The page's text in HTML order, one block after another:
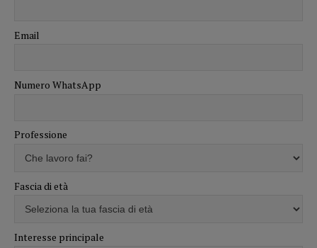
Email
Numero WhatsApp
Professione
Fascia di età
Interesse principale